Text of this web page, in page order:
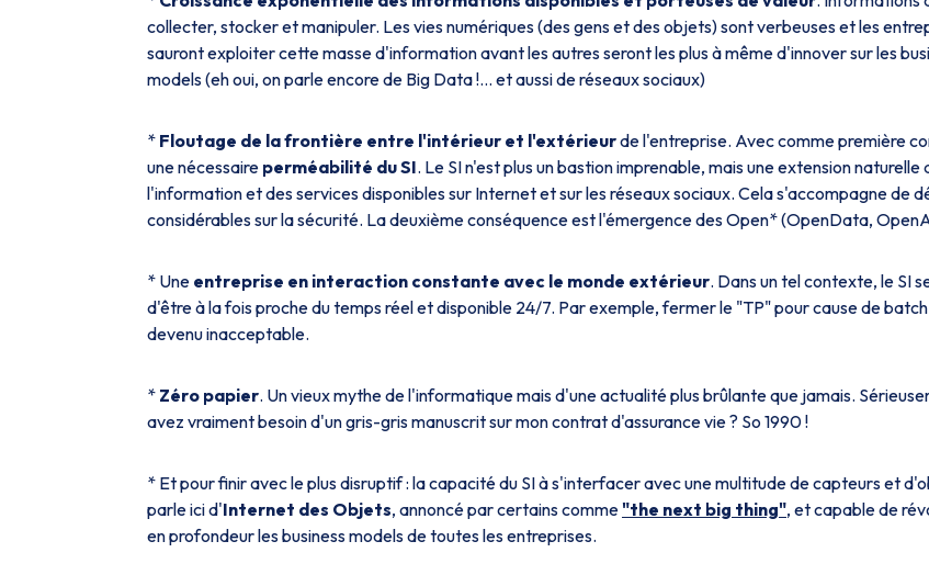
collecter, stocker et manipuler. Les vies numériques (des gens et des objets) sont verbeuses et les
sauront exploiter cette masse d'information avant les autres seront les plus à même d'innover sur les
models (eh oui, on parle encore de Big Data !... et aussi de réseaux sociaux)
* Floutage de la frontière entre l'intérieur et l'extérieurde l'entreprise. Avec comme première
une nécessaire perméabilité du SI. Le SI n'est plus un bastion imprenable, mais une extension naturelle
l'information et des services disponibles sur Internet et sur les réseaux sociaux. Cela s'accompagne de
considérables sur la sécurité. La deuxième conséquence est l'émergence des Open* (OpenData,
* Une entreprise en interaction constante avec le monde extérieur. Dans un tel contexte, le SI
d'être à la fois proche du temps réel et disponible 24/7. Par exemple, fermer le "TP" pour cause de
devenu inacceptable.
* Zéro papier. Un vieux mythe de l'informatique mais d'une actualité plus brûlante que jamais.
avez vraiment besoin d'un gris-gris manuscrit sur mon contrat d'assurance vie ? So 1990 !
* Et pour finir avec le plus disruptif : la capacité du SI à s'interfacer avec une multitude de capteurs et
parle ici d'Internet des Objets, annoncé par certains comme"the next big thing", et capable de
en profondeur les business models de toutes les entreprises.